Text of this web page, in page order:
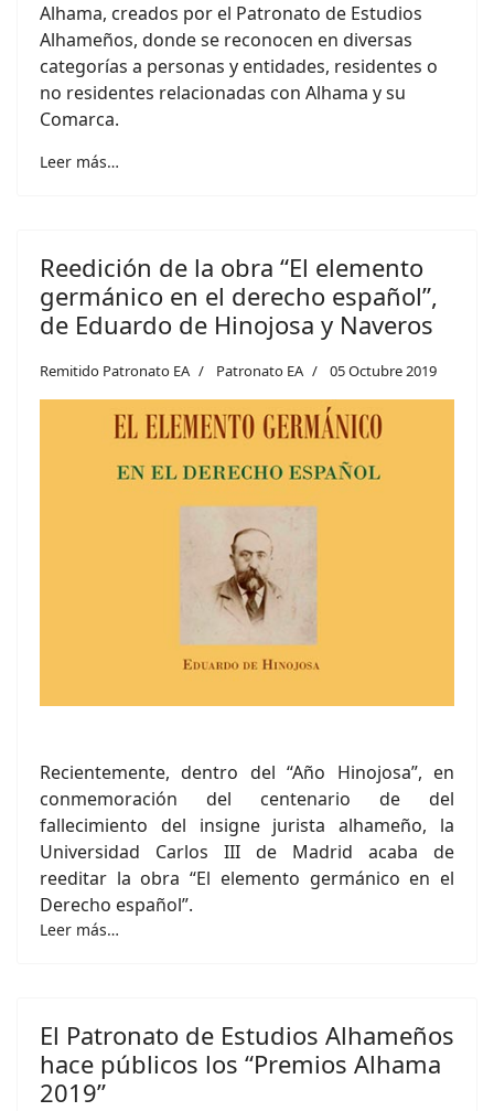
Alhama, creados por el Patronato de Estudios
Alhameños, donde se reconocen en diversas
categorías a personas y entidades, residentes o
no residentes relacionadas con Alhama y su
Comarca.
Leer más…
Reedición de la obra “El elemento
germánico en el derecho español”,
de Eduardo de Hinojosa y Naveros
Remitido Patronato EA Patronato EA 05 Octubre 2019
Recientemente, dentro del “Año Hinojosa”, en
conmemoración del centenario de del
fallecimiento del insigne jurista alhameño, la
Universidad Carlos III de Madrid acaba de
reeditar la obra “El elemento germánico en el
Derecho español”.
Leer más…
El Patronato de Estudios Alhameños
hace públicos los “Premios Alhama
2019”